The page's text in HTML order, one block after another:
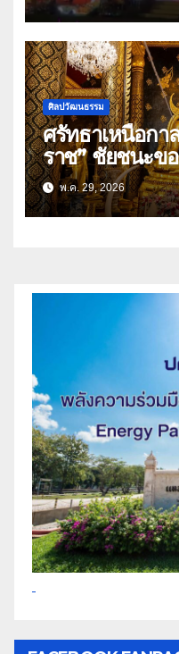
ศิลปวัฒนธรรม
ศรัทธาเหนือกา
ราช” ชัยชนะข
พ.ค. 29, 2026